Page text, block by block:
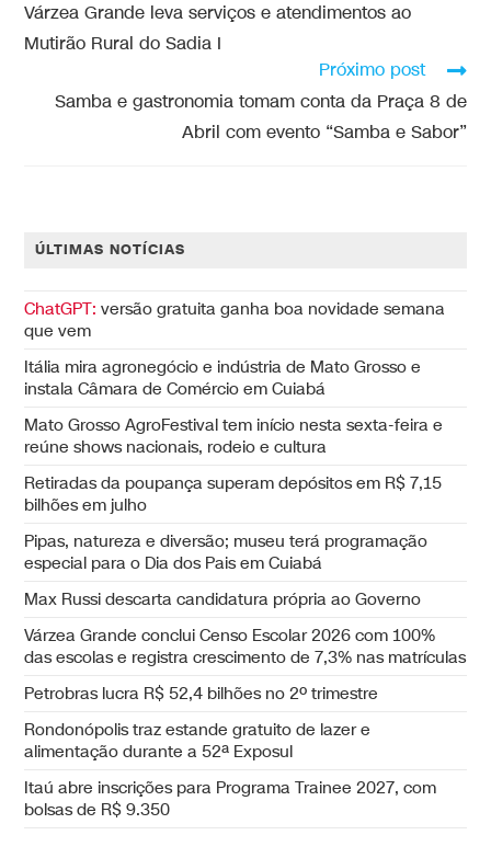
Várzea Grande leva serviços e atendimentos ao
Mutirão Rural do Sadia I
Próximo post
Samba e gastronomia tomam conta da Praça 8 de
Abril com evento “Samba e Sabor”
ÚLTIMAS NOTÍCIAS
ChatGPT: versão gratuita ganha boa novidade semana
que vem
Itália mira agronegócio e indústria de Mato Grosso e
instala Câmara de Comércio em Cuiabá
Mato Grosso AgroFestival tem início nesta sexta-feira e
reúne shows nacionais, rodeio e cultura
Retiradas da poupança superam depósitos em R$ 7,15
bilhões em julho
Pipas, natureza e diversão; museu terá programação
especial para o Dia dos Pais em Cuiabá
Max Russi descarta candidatura própria ao Governo
Várzea Grande conclui Censo Escolar 2026 com 100%
das escolas e registra crescimento de 7,3% nas matrículas
Petrobras lucra R$ 52,4 bilhões no 2º trimestre
Rondonópolis traz estande gratuito de lazer e
alimentação durante a 52ª Exposul
Itaú abre inscrições para Programa Trainee 2027, com
bolsas de R$ 9.350